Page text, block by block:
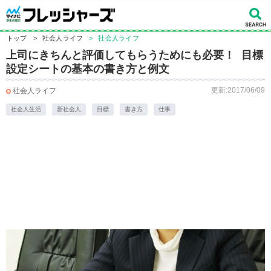
トップ > 社会人ライフ > 社会人ライフ
上司にきちんと評価してもらうためにも必要！ 目標
設定シートの基本の書き方と例文
社会人ライフ 更新:2017/06/09
社会人生活 新社会人 目標 書き方 仕事